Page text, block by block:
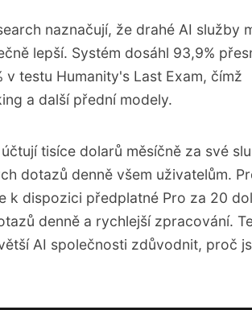
naznačují, že drahé AI služby
lepší. Systém dosáhl 93,9%
v testu Humanity's Last Exam, čímž
a další přední modely.
tisíce dolarů měsíčně za své
dotazů denně všem uživatelům.
k dispozici předplatné Pro za 20
denně a rychlejší zpracování.
AI společnosti zdůvodnit, proč